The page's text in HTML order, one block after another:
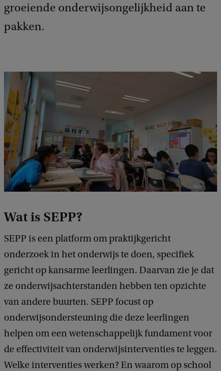
groeiende onderwijsongelijkheid aan te
pakken.
Wat is SEPP?
SEPP is een platform om praktijkgericht
onderzoek in het onderwijs te doen, specifiek
gericht op kansarme leerlingen. Daarvan zie je dat
ze onderwijsachterstanden hebben ten opzichte
van andere buurten. SEPP focust op
onderwijsondersteuning die deze leerlingen
helpen om een wetenschappelijk fundament voor
de effectiviteit van onderwijsinterventies te leggen.
Welke interventies werken? En waarom op school